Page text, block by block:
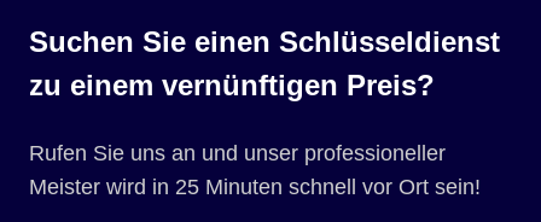
Suchen Sie einen Schlüsseldienst
zu einem vernünftigen Preis?
Rufen Sie uns an und unser professioneller
Meister wird in 25 Minuten schnell vor Ort sein!